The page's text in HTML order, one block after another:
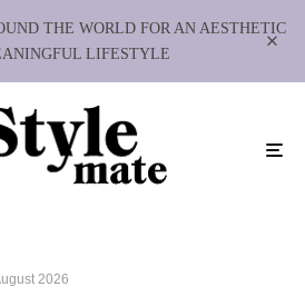
THE WORLD FOR AN AESTHETIC
LIFESTYLE
2026